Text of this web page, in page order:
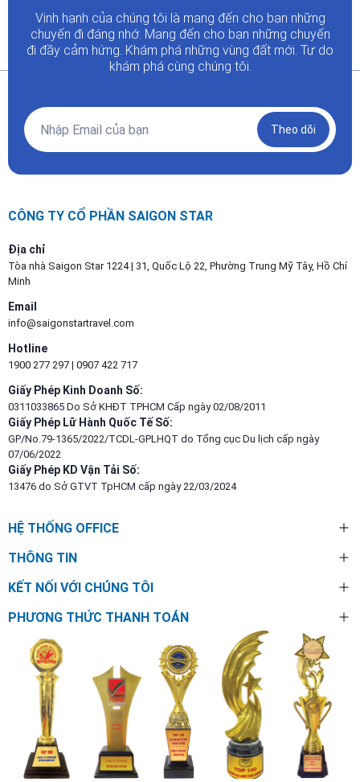
Vinh hạnh của chúng tôi là mang đến cho bạn những
chuyến đi đáng nhớ. Mang đến cho bạn những chuyến
đi đầy cảm hứng. Khám phá những vùng đất mới. Tự do
khám phá cùng chúng tôi.
Theo dõi
CÔNG TY CỔ PHẦN SAIGON STAR
Địa chỉ
Tòa nhà Saigon Star 1224 | 31, Quốc Lộ 22, Phường Trung Mỹ Tây, Hồ Chí
Minh
Email
info@saigonstartravel.com
Hotline
1900 277 297 | 0907 422 717
Giấy Phép Kinh Doanh Số:
0311033865 Do Sở KHĐT TPHCM Cấp ngày 02/08/2011
Giấy Phép Lữ Hành Quốc Tế Số:
GP/No.79-1365/2022/TCDL-GPLHQT do Tổng cục Du lịch cấp ngày
07/06/2022
Giấy Phép KD Vận Tải Số:
13476 do Sở GTVT TpHCM cấp ngày 22/03/2024
HỆ THỐNG OFFICE
THÔNG TIN
KẾT NỐI VỚI CHÚNG TÔI
PHƯƠNG THỨC THANH TOÁN